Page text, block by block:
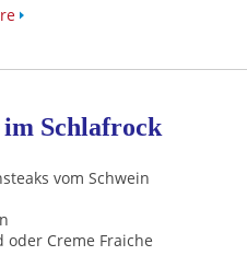
im Schlafrock
vom Schwein
oder Creme Fraiche